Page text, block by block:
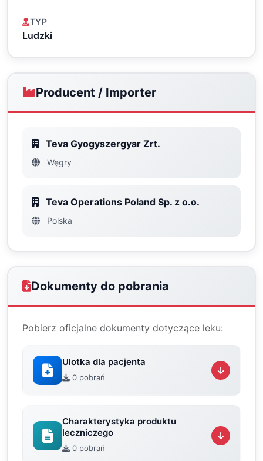
TYP
Ludzki
Producent / Importer
Teva Gyogyszergyar Zrt.
Węgry
Teva Operations Poland Sp. z o.o.
Polska
Dokumenty do pobrania
Pobierz oficjalne dokumenty dotyczące leku:
Ulotka dla pacjenta
0 pobrań
Charakterystyka produktu
leczniczego
0 pobrań